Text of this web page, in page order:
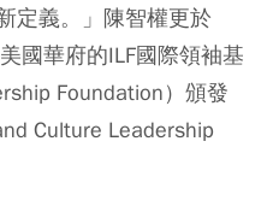
定義。」陳智權更於
國華府的ILF國際領袖基
Foundation）頒發
Culture Leadership